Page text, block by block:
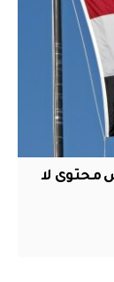
محتوى لا